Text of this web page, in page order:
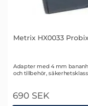
Metrix HX0033
Art. nr 1684
Adapter med 4 mm
och tillbehör,
690 SEK